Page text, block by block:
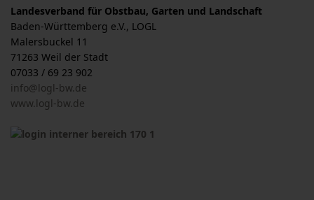
Landesverband für Obstbau, Garten und Landschaft
Baden-Württemberg e.V., LOGL
Malersbuckel 11
71263 Weil der Stadt
07033 / 69 23 902
info@logl-bw.de
www.logl-bw.de